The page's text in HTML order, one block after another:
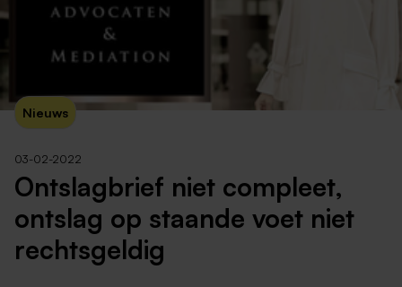
Nieuws
03-02-2022
Ontslagbrief niet compleet,
ontslag op staande voet niet
rechtsgeldig